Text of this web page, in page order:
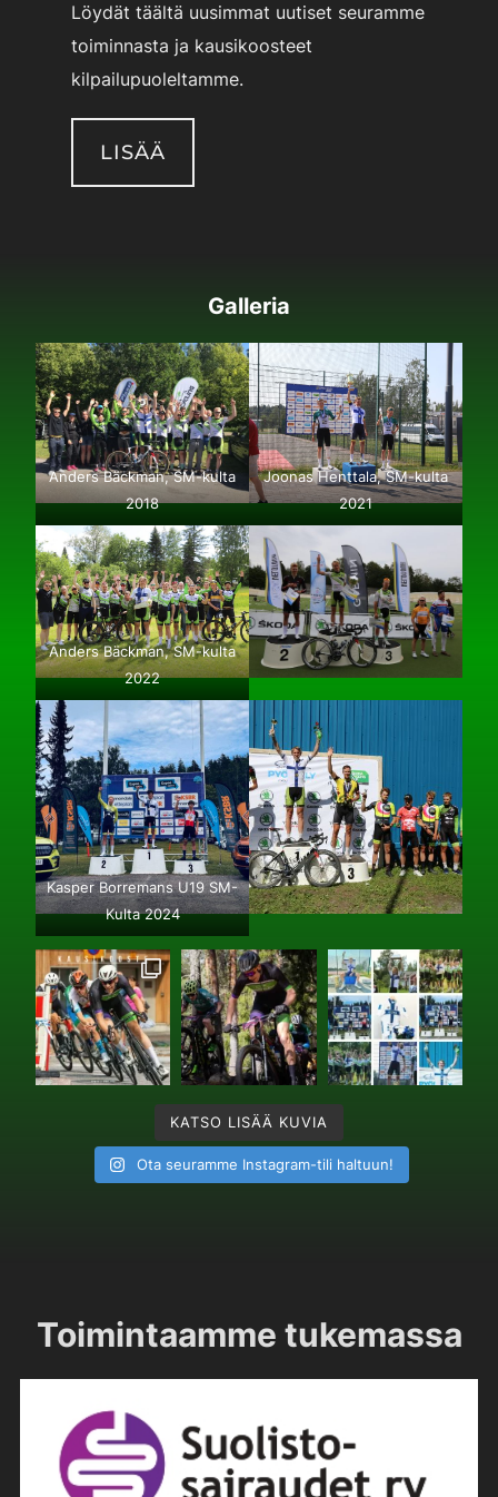
Löydät täältä uusimmat uutiset seuramme
toiminnasta ja kausikoosteet
kilpailupuoleltamme.
LISÄÄ
Galleria
Anders Bäckman, SM-kulta
2018
Joonas Henttala, SM-kulta
2021
Anders Bäckman, SM-kulta
2022
Kasper Borremans U19 SM-
Kulta 2024
KATSO LISÄÄ KUVIA
Ota seuramme Instagram-tili haltuun!
Toimintaamme tukemassa